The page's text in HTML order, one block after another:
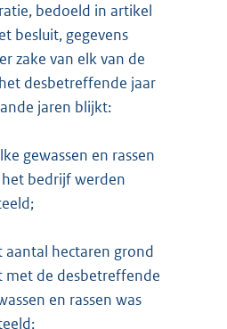
bedoeld in artikel
besluit, gegevens
zake van elk van de
desbetreffende jaar
jaren blijkt:
gewassen en rassen
bedrijf werden
aantal hectaren grond
met de desbetreffende
en rassen was